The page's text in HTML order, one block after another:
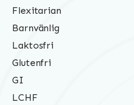
Flexitarian
Barnvänlig
Laktosfri
Glutenfri
GI
LCHF